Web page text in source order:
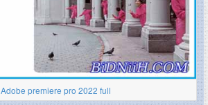
Adobe premiere pro 2022 full